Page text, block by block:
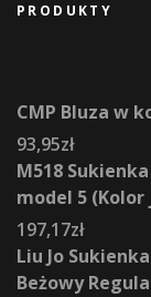
PRODUKTY
CMP Bluza w
93,95zł
M518
model 5
197,17zł
Liu Jo
Beżowy